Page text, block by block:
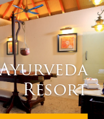
Resort